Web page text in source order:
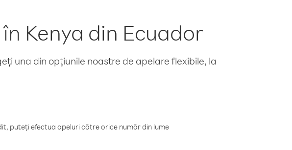
Kenya din Ecuador
una din opțiunile noastre de apelare flexibile, la
puteți efectua apeluri către orice număr din lume